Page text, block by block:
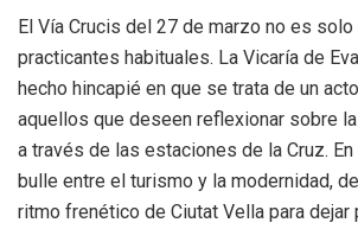
El Vía Crucis del 27 de marzo no es
practicantes habituales. La Vicaría de
hecho hincapié en que se trata de un
aquellos que deseen reflexionar sobre
a través de las estaciones de la Cruz. En
bulle entre el turismo y la modernidad,
ritmo frenético de Ciutat Vella para dejar